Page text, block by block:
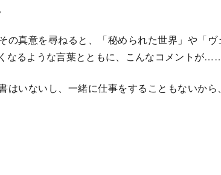
の真意を尋ねると、「秘められた世界」や「
なるような言葉とともに、こんなコメントが……
はいないし、一緒に仕事をすることもないか